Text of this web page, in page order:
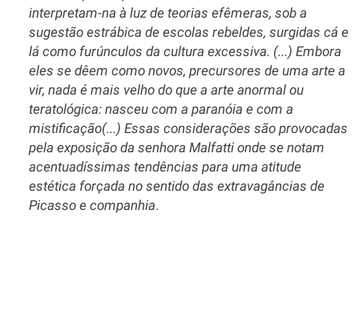
interpretam-na à luz de teorias efêmeras, sob a
sugestão estrábica de escolas rebeldes, surgidas cá e
lá como furúnculos da cultura excessiva. (...) Embora
eles se dêem como novos, precursores de uma arte a
vir, nada é mais velho do que a arte anormal ou
teratológica: nasceu com a paranóia e com a
mistificação(...) Essas considerações são provocadas
pela exposição da senhora Malfatti onde se notam
acentuadíssimas tendências para uma atitude
estética forçada no sentido das extravagâncias de
Picasso e companhia.